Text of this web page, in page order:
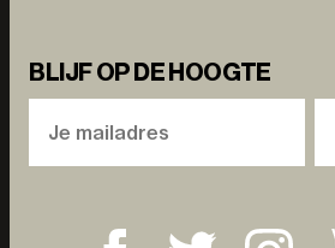
BLIJF OP DE HOOGTE